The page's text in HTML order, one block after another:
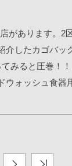
クリック！ベト
ベトナムに住む
しています。
ッテのチョコパ
っとなってい
は柔らかくて
方にはドンピシ
方は、こちらオ
よりお安くお味
も楽しいですね♪
なんとフリーの
万7千ドン！お
経たないうち
迫力あり！24缶
すね！！ 色々
があります。2
介したカゴバッ
みると圧巻！
ウォッシュ食器
～販売されいま